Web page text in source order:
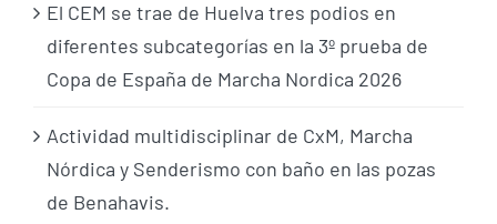
El CEM se trae de Huelva tres podios en
diferentes subcategorías en la 3º prueba de
Copa de España de Marcha Nordica 2026
Actividad multidisciplinar de CxM, Marcha
Nórdica y Senderismo con baño en las pozas
de Benahavis.